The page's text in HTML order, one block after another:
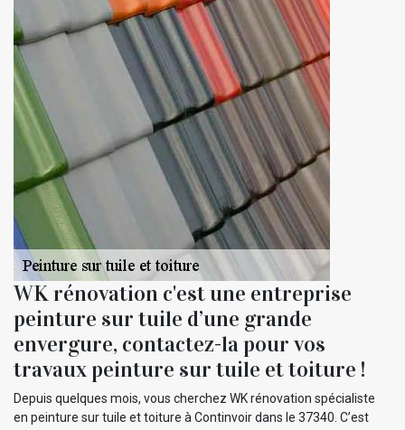
WK rénovation c'est une entreprise
peinture sur tuile d’une grande
envergure, contactez-la pour vos
travaux peinture sur tuile et toiture !
Depuis quelques mois, vous cherchez WK rénovation spécialiste
en peinture sur tuile et toiture à Continvoir dans le 37340. C’est